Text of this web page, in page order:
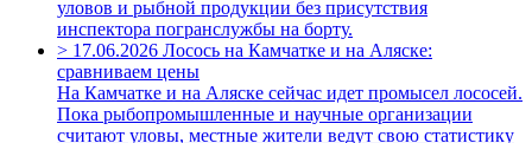
уловов и рыбной продукции без присутствия
инспектора погранслужбы на борту.
> 17.06.2026 Лосось на Камчатке и на Аляске:
сравниваем цены
На Камчатке и на Аляске сейчас идет промысел лососей.
Пока рыбопромышленные и научные организации
считают уловы, местные жители ведут свою статистику